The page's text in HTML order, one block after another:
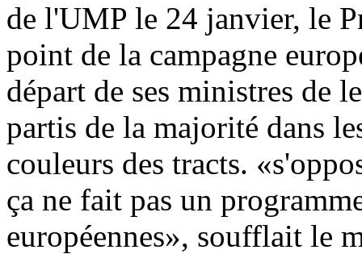
de l'UMP le 24 janvier, le
point de la campagne
départ de ses ministres de
partis de la majorité dans
couleurs des tracts.
ça ne fait pas un
européennes», soufflait le